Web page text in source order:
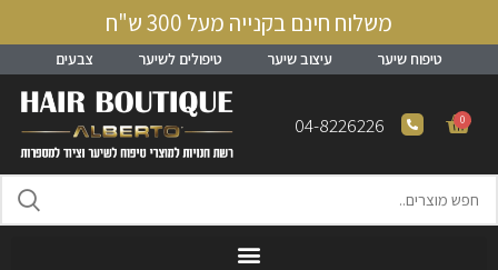
משלוח חינם בקנייה מעל 300 ש"ח
טיפוח שיער עיצוב שיער טיפולים לשיער צבעים
0
04-8226226